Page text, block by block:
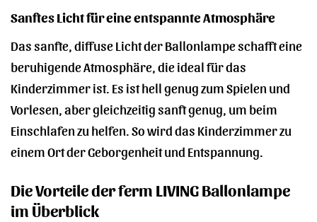
Sanftes Licht für eine entspannte Atmosphäre
Das sanfte, diffuse Licht der Ballonlampe schafft eine
beruhigende Atmosphäre, die ideal für das
Kinderzimmer ist. Es ist hell genug zum Spielen und
Vorlesen, aber gleichzeitig sanft genug, um beim
Einschlafen zu helfen. So wird das Kinderzimmer zu
einem Ort der Geborgenheit und Entspannung.
Die Vorteile der ferm LIVING Ballonlampe
im Überblick